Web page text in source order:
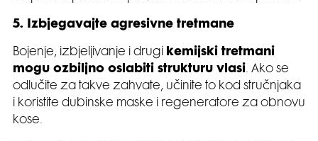
5. Izbjegavajte agresivne tretmane
Bojenje, izbjeljivanje i drugi kemijski tretmani
mogu ozbiljno oslabiti strukturu vlasi. Ako se
odlučite za takve zahvate, učinite to kod stručnjaka
i koristite dubinske maske i regeneratore za obnovu
kose.